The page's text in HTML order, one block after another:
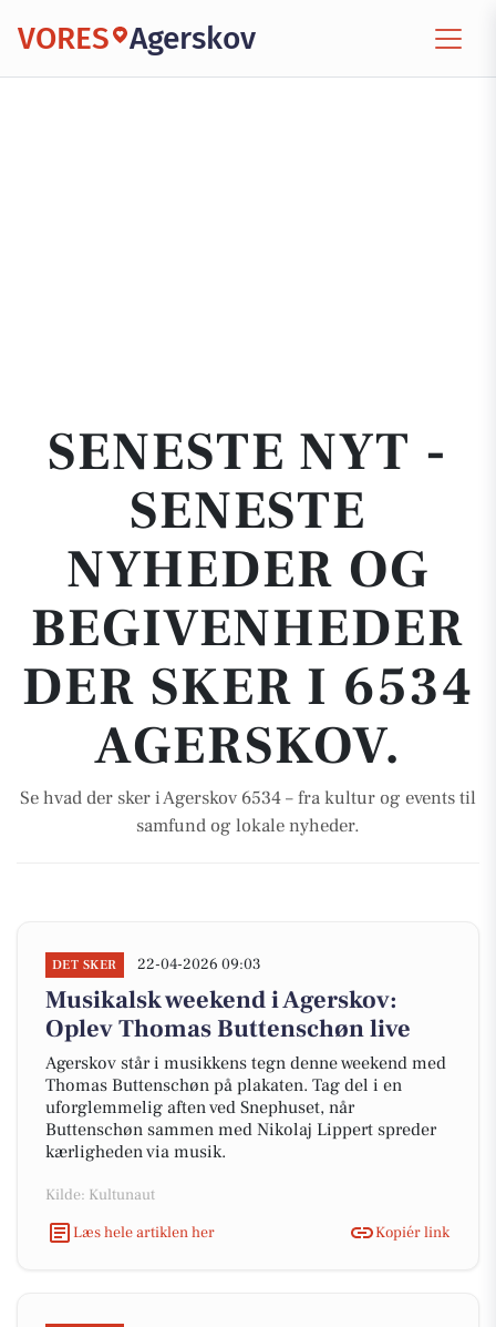
VORES Agerskov
SENESTE NYT -
SENESTE
NYHEDER OG
BEGIVENHEDER
DER SKER I 6534
AGERSKOV.
Se hvad der sker i Agerskov 6534 – fra kultur og events til
samfund og lokale nyheder.
DET SKER 22-04-2026 09:03
Musikalsk weekend i Agerskov:
Oplev Thomas Buttenschøn live
Agerskov står i musikkens tegn denne weekend med
Thomas Buttenschøn på plakaten. Tag del i en
uforglemmelig aften ved Snephuset, når
Buttenschøn sammen med Nikolaj Lippert spreder
kærligheden via musik.
Kilde: Kultunaut
Læs hele artiklen her
Kopiér link